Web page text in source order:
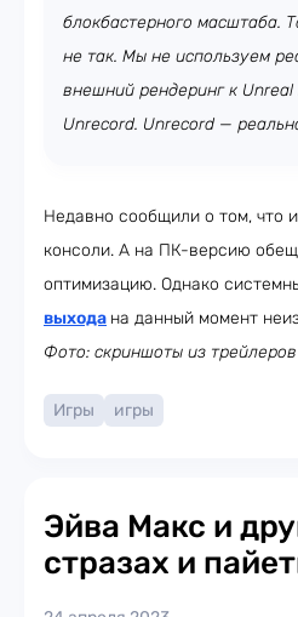
блокбастерного масштаба.
не так. Мы не используем
внешний рендеринг к Unreal
Unrecord. Unrecord —
Недавно сообщили о том, что
консоли. А на ПК-версию
оптимизацию. Однако
выхода на данный момент
Фото: скриншоты из трейлеров
Игры игры
Эйва Макс и
стразах и